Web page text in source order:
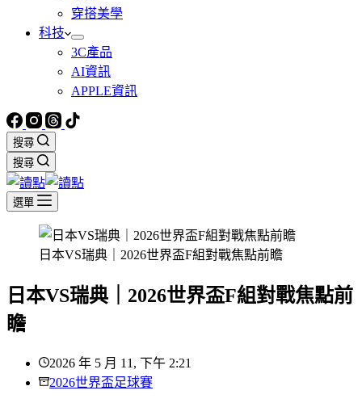
穿搭美學
科技
3C產品
AI資訊
APPLE資訊
搜尋
搜尋
選單
日本VS瑞典｜2026世界盃F組對戰焦點前瞻
日本VS瑞典｜2026世界盃F組對戰焦點前
瞻
2026 年 5 月 11, 下午 2:21
2026世界盃足球賽